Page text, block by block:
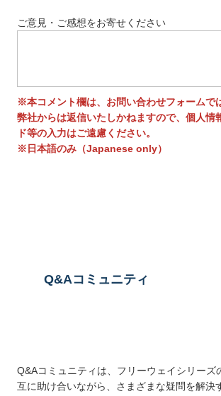
ご意見・ご感想をお寄せください
※本コメント欄は、お問い合わせフォームで
弊社からは返信いたしかねますので、個人情
ド等の入力はご遠慮ください。
※日本語のみ（Japanese only）
Q&Aコミュニティ
Q&Aコミュニティは、フリーウェイシリーズ
互に助け合いながら、さまざまな疑問を解決